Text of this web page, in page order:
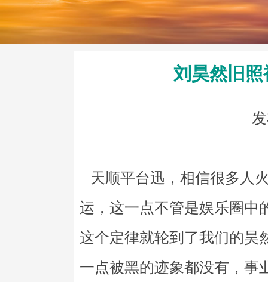
刘昊然旧
天顺平台迅，相信很多人
运，这一点不管是娱乐圈中
这个定律就轮到了我们的昊
一点被黑的迹象都没有，事